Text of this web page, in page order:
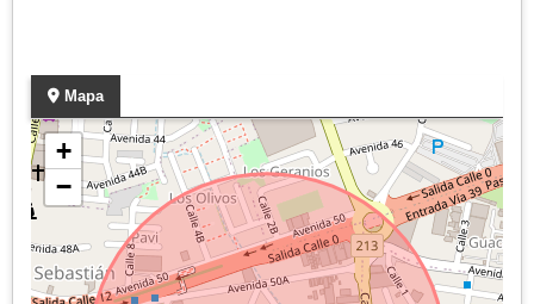
Mapa
+
−